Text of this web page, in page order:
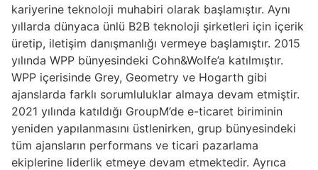
kariyerine teknoloji muhabiri olarak başlamıştır. Aynı
yıllarda dünyaca ünlü B2B teknoloji şirketleri için içerik
üretip, iletişim danışmanlığı vermeye başlamıştır. 2015
yılında WPP bünyesindeki Cohn&Wolfe’a katılmıştır.
WPP içerisinde Grey, Geometry ve Hogarth gibi
ajanslarda farklı sorumluluklar almaya devam etmiştir.
2021 yılında katıldığı GroupM’de e-ticaret biriminin
yeniden yapılanmasını üstlenirken, grup bünyesindeki
tüm ajansların performans ve ticari pazarlama
ekiplerine liderlik etmeye devam etmektedir. Ayrıca